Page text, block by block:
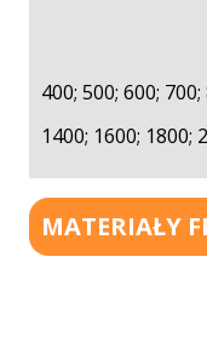
400; 500; 600;
1400; 1600; 1800;
MATERIAŁY